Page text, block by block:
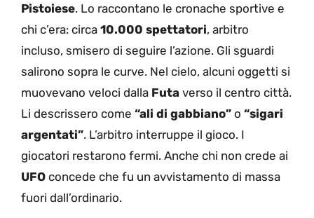
Pistoiese. Lo raccontano le cronache sportive e
chi c’era: circa 10.000 spettatori, arbitro
incluso, smisero di seguire l’azione. Gli sguardi
salirono sopra le curve. Nel cielo, alcuni oggetti si
muovevano veloci dalla Futa verso il centro città.
Li descrissero come “ali di gabbiano” o “sigari
argentati”. L’arbitro interruppe il gioco. I
giocatori restarono fermi. Anche chi non crede ai
UFO concede che fu un avvistamento di massa
fuori dall’ordinario.